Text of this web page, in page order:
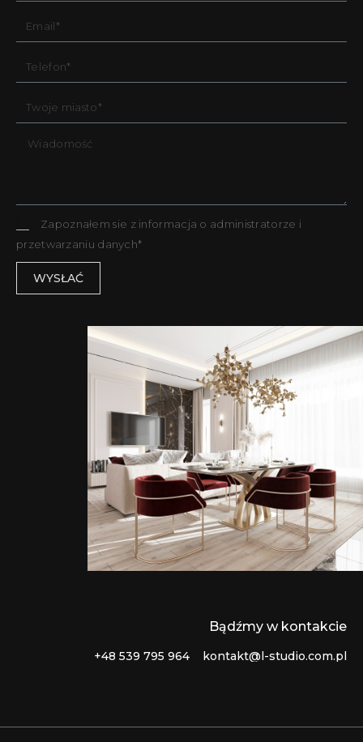
Zapoznałem sie z informacja o administratorze i
przetwarzaniu danych*
WYSŁAĆ
Bądźmy w kontakcie
+48 539 795 964 kontakt@l-studio.com.pl